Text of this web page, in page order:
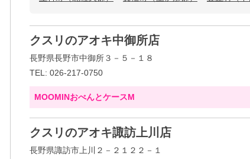
クスリのアオキ中御所店
長野県長野市中御所３－５－１８
TEL: 026-217-0750
MOOMINおべんとケースM
クスリのアオキ諏訪上川店
長野県諏訪市上川２－２１２２－１